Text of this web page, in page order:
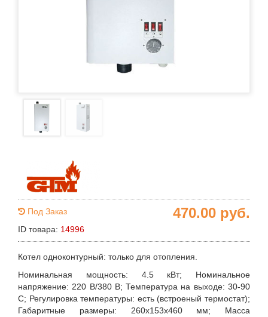
Под Заказ
ID товара: 14996
470.00 руб.
Котел одноконтурный: только для отопления.
Номинальная мощность: 4.5 кВт; Номинальное
напряжение: 220 В/380 В;Температура на выходе: 30-90
С; Регулировка температуры: есть (встроеный термостат);
Габаритные размеры: 260х153х460 мм; Масса